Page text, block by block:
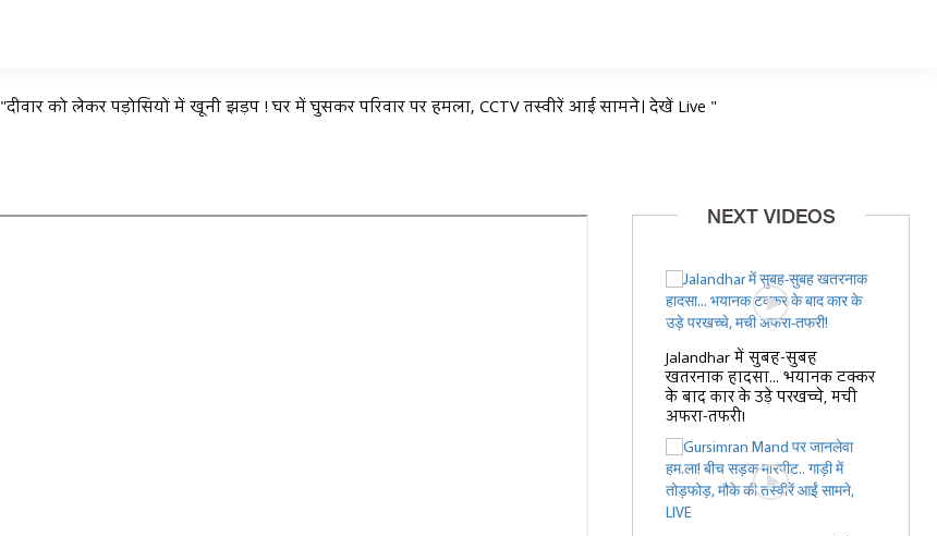
"दीवार को लेकर पड़ोसियों में खूनी झड़प ! घर में घुसकर परिवार पर हमला, CCTV तस्वीरें आई सामने। देखें Live "
NEXT VIDEOS
Jalandhar में सुबह-सुबह
खतरनाक हादसा... भयानक टक्कर
के बाद कार के उड़े परखच्चे, मची
अफरा-तफरी!